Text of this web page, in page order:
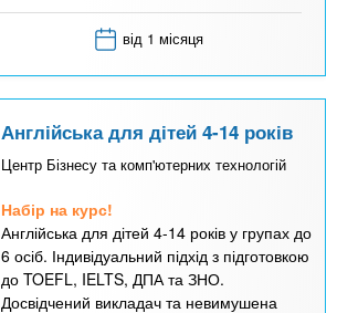
від 1 місяця
Англійська для дітей 4-14 років
Центр Бізнесу та комп'ютерних технологій
Набір на курс!
Англійська для дітей 4-14 років у групах до
6 осіб. Індивідуальний підхід з підготовкою
до TOEFL, IELTS, ДПА та ЗНО.
Досвідчений викладач та невимушена